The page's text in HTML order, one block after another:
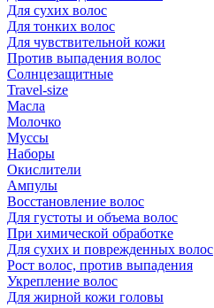
Для сухих волос
Для тонких волос
Для чувствительной кожи
Против выпадения волос
Солнцезащитные
Travel-size
Масла
Молочко
Муссы
Наборы
Окислители
Ампулы
Восстановление волос
Для густоты и объема волос
При химической обработке
Для сухих и поврежденных волос
Рост волос, против выпадения
Укрепление волос
Для жирной кожи головы